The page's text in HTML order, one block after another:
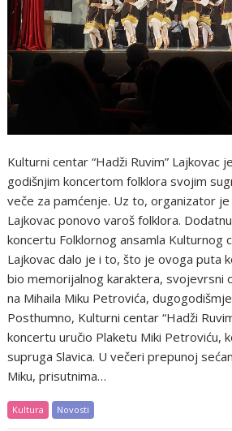
Kulturni centar “Hadži Ruvim” Lajkovac
godišnjim koncertom folklora svojim
veče za pamćenje. Uz to, organizator
Lajkovac ponovo varoš folklora.
koncertu Folklornog ansamla Kulturnog
Lajkovac dalo je i to, što je ovoga puta
bio memorijalnog karaktera, svojevrsni
na Mihaila Miku Petrovića,
Posthumno, Kulturni centar “Hadži
koncertu uručio Plaketu Miki Petroviću,
supruga Slavica. U večeri prepunoj
Miku, prisutnima…
Kultura Novosti